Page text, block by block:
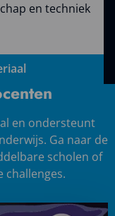
en techniek
en ondersteunt
Ga naar de
scholen of
challenges.